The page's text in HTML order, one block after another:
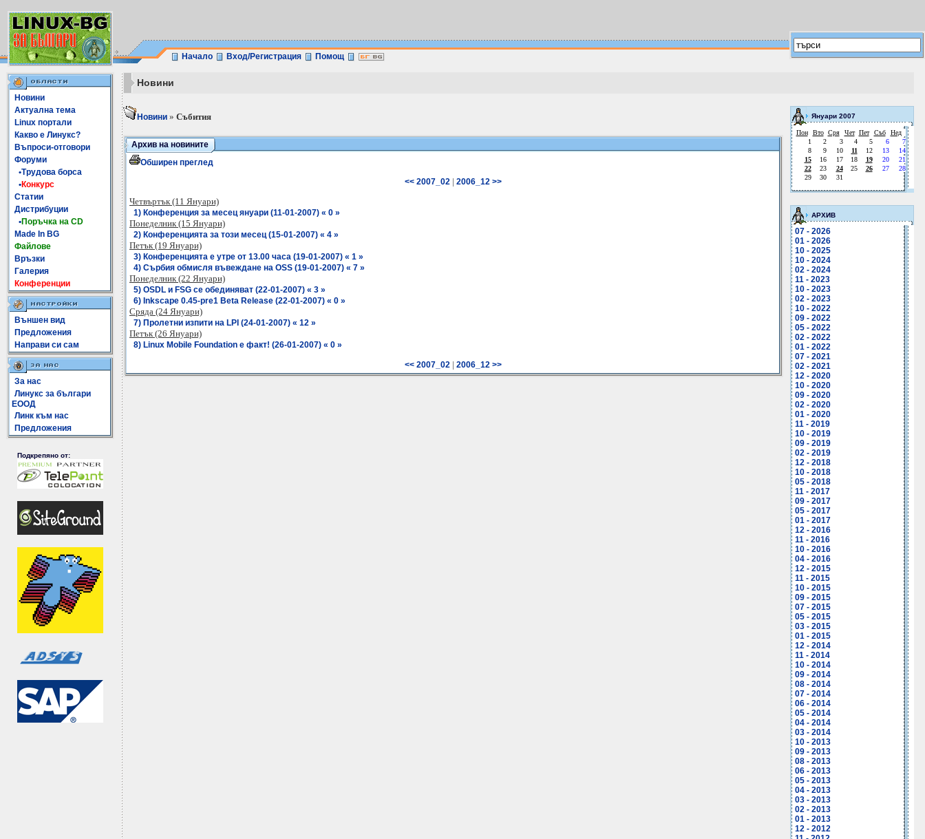
Начало Вход/Регистрация Помощ
Новини
Актуална тема
Linux портали
Какво е Линукс?
Въпроси-отговори
Форуми
•Трудова борса
•Конкурс
Статии
Дистрибуции
•Поръчка на CD
Made In BG
Файлове
Връзки
Галерия
Конференции
Външен вид
Предложения
Направи си сам
За нас
Линукс за българи
ЕООД
Линк към нас
Предложения
Подкрепяно от:
Новини
Новини » Събития
Архив на новините
Обширен преглед
<< 2007_02 | 2006_12 >>
Четвъртък (11 Януари)
1) Конференция за месец януари (11-01-2007) « 0 »
Понеделник (15 Януари)
2) Конференцията за този месец (15-01-2007) « 4 »
Петък (19 Януари)
3) Конференцията е утре от 13.00 часа (19-01-2007) « 1 »
4) Сърбия обмисля въвеждане на OSS (19-01-2007) « 7 »
Понеделник (22 Януари)
5) OSDL и FSG се обединяват (22-01-2007) « 3 »
6) Inkscape 0.45-pre1 Beta Release (22-01-2007) « 0 »
Сряда (24 Януари)
7) Пролетни изпити на LPI (24-01-2007) « 12 »
Петък (26 Януари)
8) Linux Mobile Foundation е факт! (26-01-2007) « 0 »
<< 2007_02 | 2006_12 >>
Януари 2007
Пон Вто Сря Чет Пет Съб
Нед
1
2 3 4 5 6
7
8
9 10 11 12 13
14
15
16 17 18 19 20
21
22
23 24 25 26 27
28
29
30 31
АРХИВ
07 - 2026
01 - 2026
10 - 2025
10 - 2024
02 - 2024
11 - 2023
10 - 2023
02 - 2023
10 - 2022
09 - 2022
05 - 2022
02 - 2022
01 - 2022
07 - 2021
02 - 2021
12 - 2020
10 - 2020
09 - 2020
02 - 2020
01 - 2020
11 - 2019
10 - 2019
09 - 2019
02 - 2019
12 - 2018
10 - 2018
05 - 2018
11 - 2017
09 - 2017
05 - 2017
01 - 2017
12 - 2016
11 - 2016
10 - 2016
04 - 2016
12 - 2015
11 - 2015
10 - 2015
09 - 2015
07 - 2015
05 - 2015
03 - 2015
01 - 2015
12 - 2014
11 - 2014
10 - 2014
09 - 2014
08 - 2014
07 - 2014
06 - 2014
05 - 2014
04 - 2014
03 - 2014
10 - 2013
09 - 2013
08 - 2013
06 - 2013
05 - 2013
04 - 2013
03 - 2013
02 - 2013
01 - 2013
12 - 2012